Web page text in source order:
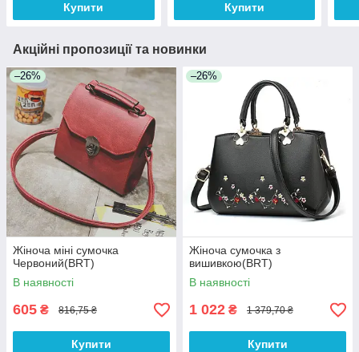
Купити Купити
Акційні пропозиції та новинки
–26%
Жіноча міні сумочка
Червоний(BRT)
В наявності
605 ₴ 816,75 ₴
Купити
–26%
Жіноча сумочка з
вишивкою(BRT)
В наявності
1 022 ₴ 1 379,70 ₴
Купити